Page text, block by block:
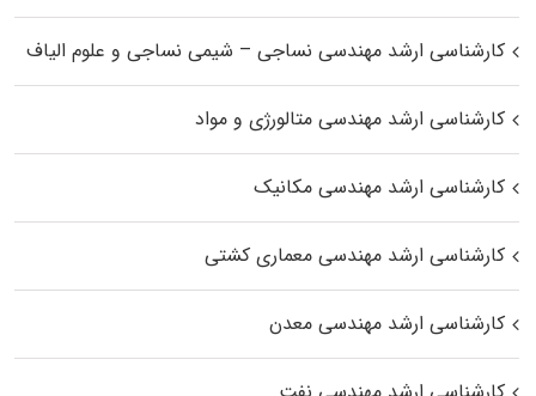
کارشناسی ارشد مهندسی نساجی – شیمی نساجی و علوم الیاف
کارشناسی ارشد مهندسی متالورژی و مواد
کارشناسی ارشد مهندسی مکانیک
کارشناسی ارشد مهندسی معماری کشتی
کارشناسی ارشد مهندسی معدن